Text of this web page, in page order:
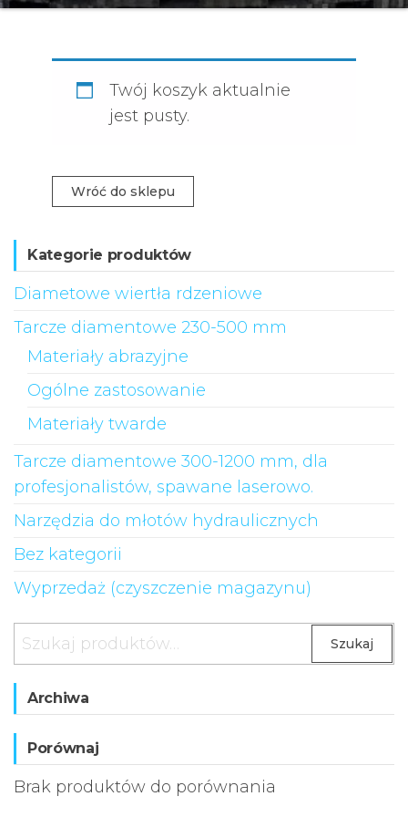
Twój koszyk aktualnie
jest pusty.
Wróć do sklepu
Kategorie produktów
Diametowe wiertła rdzeniowe
Tarcze diamentowe 230-500 mm
Materiały abrazyjne
Ogólne zastosowanie
Materiały twarde
Tarcze diamentowe 300-1200 mm, dla
profesjonalistów, spawane laserowo.
Narzędzia do młotów hydraulicznych
Bez kategorii
Wyprzedaż (czyszczenie magazynu)
Szukaj
Archiwa
Porównaj
Brak produktów do porównania